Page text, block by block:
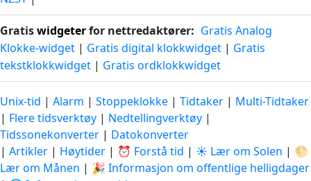
Gratiswidgeterfor nettredaktører: Gratis Analog
Klokke-widget | Gratis digital klokkwidget | Gratis
tekstklokkwidget | Gratis ordklokkwidget
Unix-tid | Alarm | Stoppeklokke | Tidtaker | Multi-Tidtaker
| Flere tidsverktøy | Nedtellingverktøy |
Tidssonekonverter | Datokonverter
| Artikler | Høytider | ⏰ Forstå tid | ☀️ Lær om Solen | 🌕
Lær om Månen | 🎉 Informasjon om offentlige helligdager